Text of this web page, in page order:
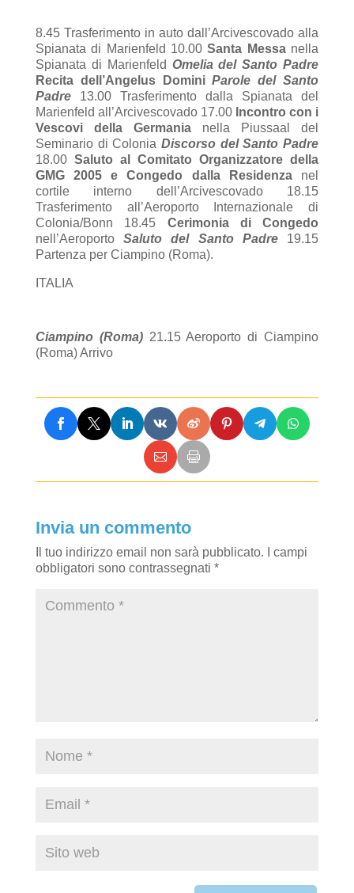
8.45 Trasferimento in auto dall’Arcivescovado alla
Spianata di Marienfeld 10.00Santa Messa nella
Spianata di Marienfeld Omelia del Santo Padre
Recita dell’Angelus Domini Parole del Santo
Padre13.00 Trasferimento dalla Spianata del
Marienfeld all’Arcivescovado 17.00 Incontro con i
Vescovi della Germania nella Piussaal del
Seminario di Colonia Discorso del Santo Padre
18.00 Saluto al Comitato Organizzatore della
GMG 2005 e Congedo dalla Residenza nel
cortile interno dell’Arcivescovado 18.15
Trasferimento all’Aeroporto Internazionale di
Colonia/Bonn 18.45 Cerimonia di Congedo
nell’AeroportoSaluto del Santo Padre19.15
Partenza per Ciampino (Roma).
ITALIA
Ciampino (Roma)21.15 Aeroporto di Ciampino
(Roma) Arrivo
Invia un commento
Il tuo indirizzo email non sarà pubblicato.
I campi
obbligatori sono contrassegnati *